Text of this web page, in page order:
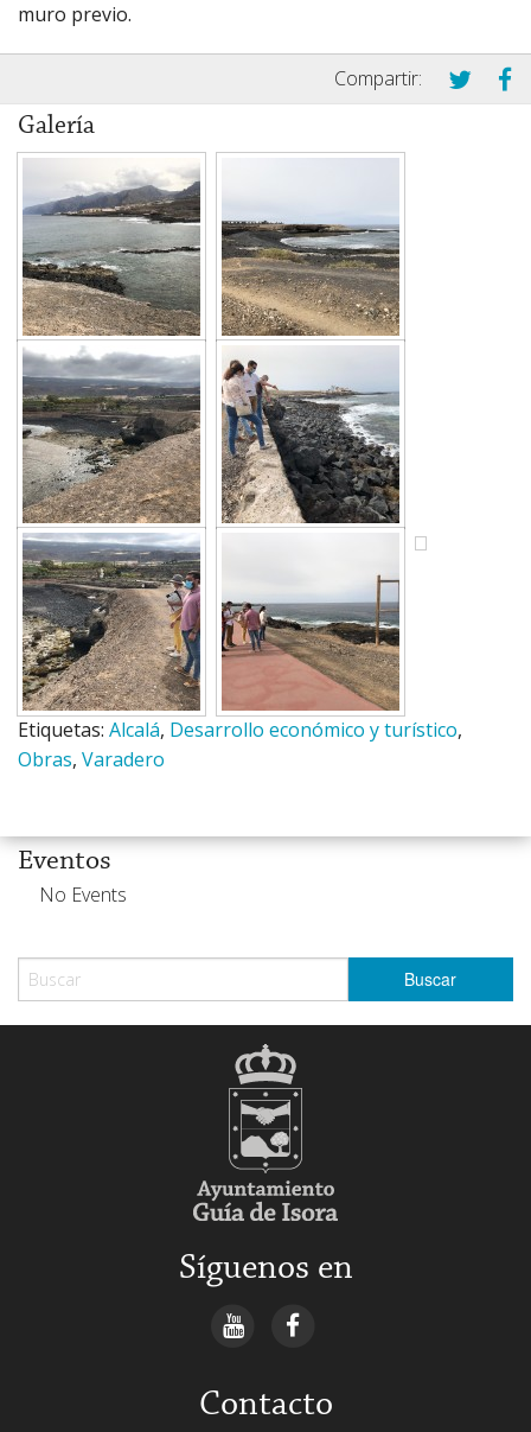
muro previo.
Compartir:
Galería
Etiquetas: Alcalá, Desarrollo económico y turístico,
Obras, Varadero
Eventos
No Events
Síguenos en
Contacto